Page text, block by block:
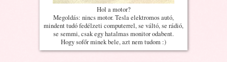
Hol a motor?
Megoldás: nincs motor. Tesla elektromos autó,
mindent tudó fedélzeti computerrel, se váltó, se rádió,
se semmi, csak egy hatalmas monitor odabent.
Hogy sofőr minek bele, azt nem tudom :)